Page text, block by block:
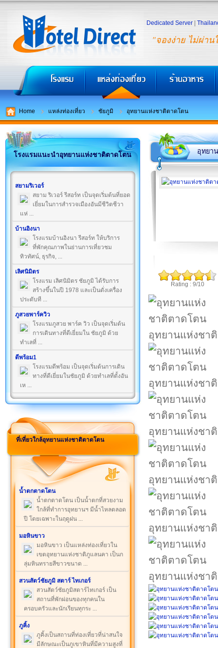
"จองง่าย ไม่ผ่าน
Dedicated Server
Home แหล่งท่องเที่ยว ชัยภูมิ อุทยานแห่งชาติตาดโตน
โรงแรมแนะนำอุทยานแห่งชาติตาดโตน
สยามริเวอร์
สยาม ริเวอร์ รีสอร์ท เป็นจุดเริ่มต้นที่ยอด
เยี่ยมในการสำรวจเมืองอันมีชีวิตชีวา
แห่ ...
บ้านอิงนา
โรงแรมบ้านอิงนา รีสอร์ท ให้บริการ
ที่พักคุณภาพในย่านการเที่ยวชม
ทิวทัศน์, ธุรกิจ, ...
เลิศนิมิตร
โรงแรม เลิศนิมิตร ชัยภูมิ ได้รับการ
สร้างขึ้นในปี 1978 และเป็นดั่งเครื่อง
ประดับที ...
ภูสวยพาร์ควิว
โรงแรมภูสวย พาร์ค วิว เป็นจุดเริ่มต้น
การเดินทางที่ดีเยี่ยมใน ชัยภูมิ ด้วย
ทำเลที่ ...
ดีพร้อม1
โรงแรมดีพร้อม เป็นจุดเริ่มต้นการเดิน
ทางที่ดีเยี่ยมในชัยภูมิ ด้วยทำเลที่ตั้งอัน
เห ...
ที่เที่ยวใกล้อุทยานแห่งชาติตาดโตน
น้ำตกตาดโตน
น้ำตกตาดโตน เป็นน้ำตกที่สวยงาม
ใกล้ที่ทำการอุทยานฯ มีน้ำไหลตลอด
ปี โดยเฉพาะในฤดูฝน ...
มอหินขาว
มอหินขาว เป็นแหล่งท่องเที่ยวใน
เขตอุทยานแห่งชาติภูแลนคา เป็นก
ลุ่มหินทรายสีขาวขนาด ...
สวนสัตว์ชัยภูมิ สตาร์ ไทเกอร์
สวนสัตว์ชัยภูมิสตาร์ไทเกอร์ เป็น
สถานที่พักผ่อนของทุกคนใน
ครอบครัวและนักเรียนทุกระ ...
ภูคิ้ง
ภูคิ้งเป็นสถานที่ท่องเที่ยวที่น่าสนใจ
มีลักษณะเป็นภูเขาหินที่มีความสูงที่
อุทยา
Rating : 9/10
อุทยานแห่งชา
อุทยานแห่งชา
อุทยานแห่งชา
อุทยานแห่งชา
อุทยานแห่งชา
อุทยานแห่งชา